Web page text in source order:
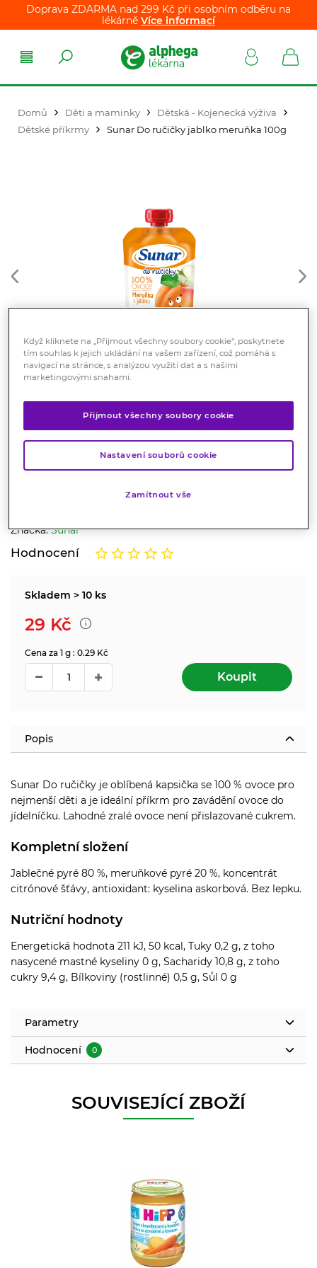
Doprava ZDARMA nad 299 Kč při osobním odběru na
lékárně Více informací
Domů Děti a maminky
Dětská - Kojenecká výživa
Dětské příkrmy
Sunar Do ručičky jablko meruňka 100g
Sunar Do ručičky jablko
meruňka 100g
Potraviny
Pasterizovaný, smíšený jablečno-meruňkový příkrm pro
Značka:Sunar
Hodnocení
Skladem > 10 ks
29 Kč
Cena za 1 g : 0.29 Kč
Koupit
Popis
Sunar Do ručičky je oblíbená kapsička se 100 % ovoce pro
nejmenší děti a je ideální příkrm pro zavádění ovoce do
jídelníčku. Lahodné zralé ovoce není přislazované cukrem.
Kompletní složení
Jablečné pyré 80 %, meruňkové pyré 20 %, koncentrát
citrónové šťávy, antioxidant: kyselina askorbová. Bez lepku.
Nutriční hodnoty
Energetická hodnota 211 kJ, 50 kcal, Tuky 0,2 g, z toho
nasycené mastné kyseliny 0 g, Sacharidy 10,8 g, z toho
cukry 9,4 g, Bílkoviny (rostlinné) 0,5 g, Sůl 0 g
Parametry
Hodnocení 0
SOUVISEJÍCÍ ZBOŽÍ
Když kliknete na „Přijmout všechny soubory cookie“, poskytnete
tím souhlas k jejich ukládání na vašem zařízení, což pomáhá s
navigací na stránce, s analýzou využití dat a s našimi
marketingovými snahami.
Přijmout všechny soubory cookie
Nastavení souborů cookie
Zamítnout vše